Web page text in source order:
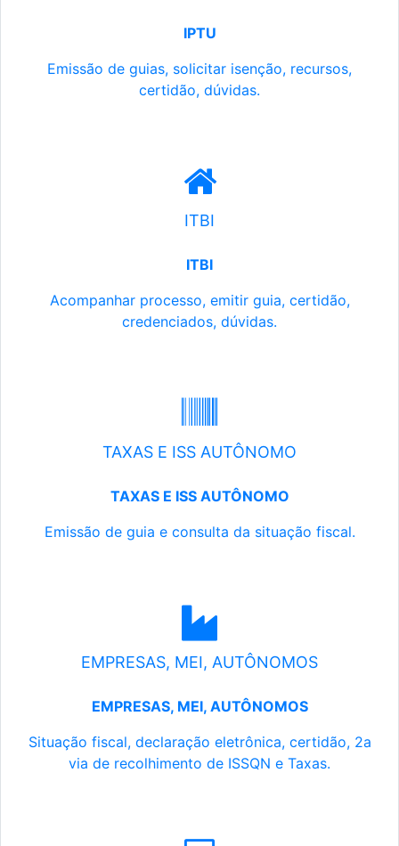
IPTU
Emissão de guias, solicitar isenção, recursos,
certidão, dúvidas.
ITBI
ITBI
Acompanhar processo, emitir guia, certidão,
credenciados, dúvidas.
TAXAS E ISS AUTÔNOMO
TAXAS E ISS AUTÔNOMO
Emissão de guia e consulta da situação fiscal.
EMPRESAS, MEI, AUTÔNOMOS
EMPRESAS, MEI, AUTÔNOMOS
Situação fiscal, declaração eletrônica, certidão, 2a
via de recolhimento de ISSQN e Taxas.